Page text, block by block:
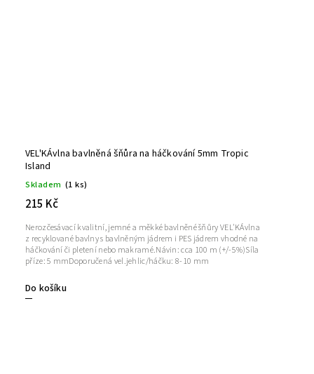
VEL'KÁvlna bavlněná šňůra na háčkování 5mm Tropic
Island
Skladem (1 ks)
215 Kč
Do košíku
Nerozčesávací kvalitní, jemné a měkké bavlněné šňůry VEL'KÁvlna
z recyklované bavlny s bavlněným jádrem i PES jádrem vhodné na
háčkování či pletení nebo makramé.Návin: cca 100 m (+/-5%)Síla
příze: 5 mmDoporučená vel.jehlic/háčku: 8-10 mm